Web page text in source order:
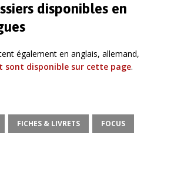
disponibles en
également en anglais, allemand,
sont disponible sur cette page.
FICHES & LIVRETS FOCUS